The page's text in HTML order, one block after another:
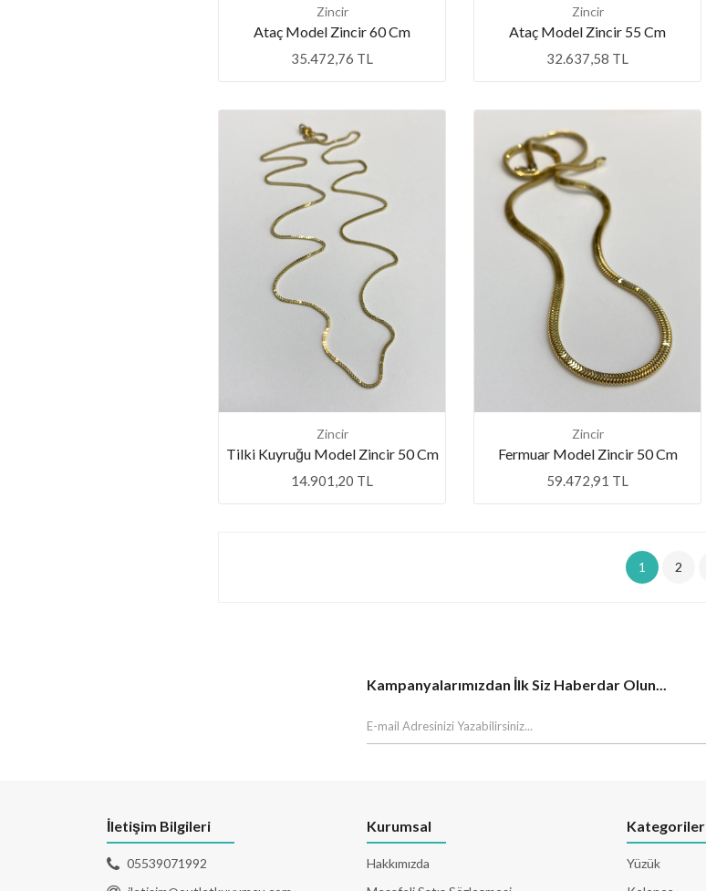
Zincir
Ataç Model Zincir 60 Cm
35.472,76 TL
Zincir
Ataç Model Zincir 55 Cm
32.637,58 TL
Zincir
Tilki Kuyruğu Model Zincir 50 Cm
14.901,20 TL
Zincir
Fermuar Model Zincir 50 Cm
59.472,91 TL
1 2
Kampanyalarımızdan İlk Siz Haberdar Olun...
İletişim Bilgileri
05539071992
Kurumsal
Hakkımızda
Kategoriler
Yüzük